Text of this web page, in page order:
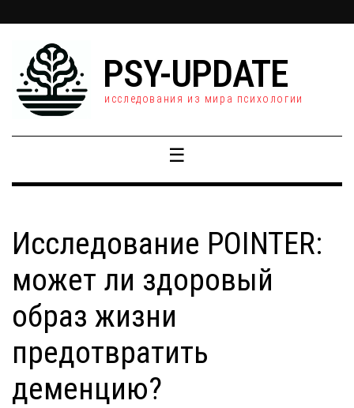
PSY-UPDATE
исследования из мира психологии
☰
Исследование POINTER:
может ли здоровый
образ жизни
предотвратить
деменцию?